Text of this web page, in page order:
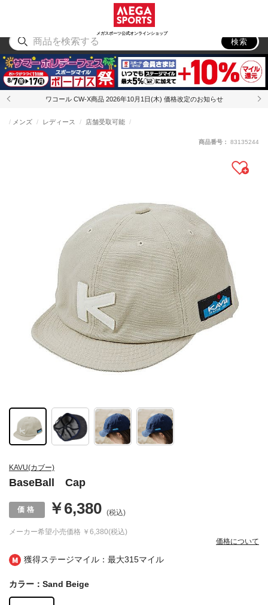
メガスポーツ公式オンラインショップ
アウトドア
検索
ワコール CW-X商品 2026年10月1日(木) 価格改定のお知らせ
獲得ステージマイル：最大315マイル
KAVU(カブー)
BaseBall Cap
メンズ レディース 店舗受取可能
メーカー希望小売価格 ￥6,380(税込)
￥6,380 (税込)
価格について
商品番号： 83135244
カラー：Sand Beige